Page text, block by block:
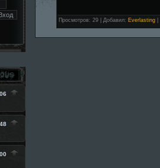
Просмотров: 29 Добавил: Everlasting